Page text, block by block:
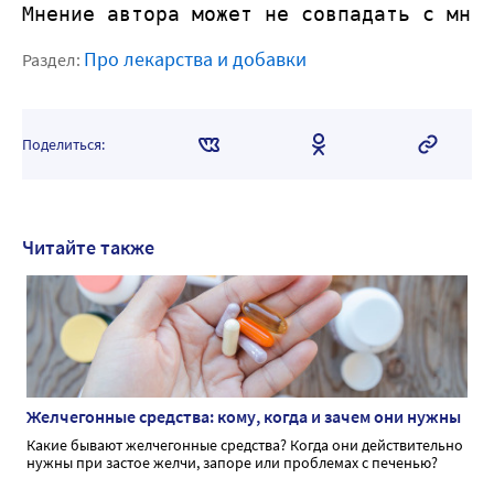
Мнение автора может не совпадать с
Раздел: Про лекарства и добавки
Поделиться:
Читайте также
Желчегонные средства: кому, когда и зачем они нужны
Какие бывают желчегонные средства? Когда они действительно
нужны при застое желчи, запоре или проблемах с печенью?